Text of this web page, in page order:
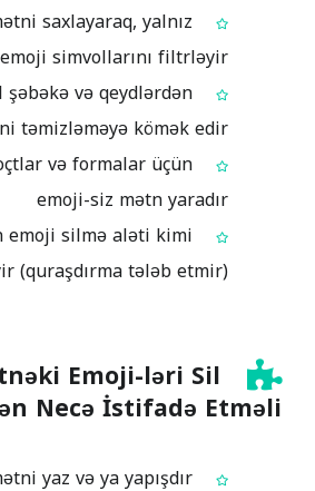
saxlayaraq, yalnız
emoji simvollarını filtrləyir
şəbəkə və qeydlərdən
təmizləməyə kömək edir
və formalar üçün
emoji-siz mətn yaradır
emoji silmə aləti kimi
(quraşdırma tələb etmir)
Emoji-ləri Sil
Necə İstifadə Etməli